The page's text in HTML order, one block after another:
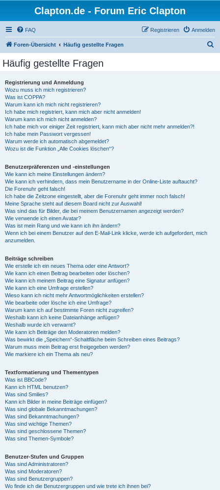
Clapton.de - Forum Eric Clapton
FAQ Anmelden
Registrieren
Foren-Übersicht Häufig gestellte Fragen
Häufig gestellte Fragen
Registrierung und Anmeldung
Wozu muss ich mich registrieren?
Was ist COPPA?
Warum kann ich mich nicht registrieren?
Ich habe mich registriert, kann mich aber nicht anmelden!
Warum kann ich mich nicht anmelden?
Ich habe mich vor einiger Zeit registriert, kann mich aber nicht mehr anmelden?!
Ich habe mein Passwort vergessen!
Warum werde ich automatisch abgemeldet?
Wozu ist die Funktion „Alle Cookies löschen“?
Benutzerpräferenzen und -einstellungen
Wie kann ich meine Einstellungen ändern?
Wie kann ich verhindern, dass mein Benutzername in der Online-Liste auftaucht?
Die Forenuhr geht falsch!
Ich habe die Zeitzone eingestellt, aber die Forenuhr geht immer noch falsch!
Meine Sprache steht auf diesem Board nicht zur Auswahl!
Was sind das für Bilder, die bei meinem Benutzernamen angezeigt werden?
Wie verwende ich einen Avatar?
Was ist mein Rang und wie kann ich ihn ändern?
Wenn ich bei einem Benutzer auf den E-Mail-Link klicke, werde ich aufgefordert, mich
anzumelden.
Beiträge schreiben
Wie erstelle ich ein neues Thema oder eine Antwort?
Wie kann ich einen Beitrag bearbeiten oder löschen?
Wie kann ich meinem Beitrag eine Signatur anfügen?
Wie kann ich eine Umfrage erstellen?
Wieso kann ich nicht mehr Antwortmöglichkeiten erstellen?
Wie bearbeite oder lösche ich eine Umfrage?
Warum kann ich auf bestimmte Foren nicht zugreifen?
Weshalb kann ich keine Dateianhänge anfügen?
Weshalb wurde ich verwarnt?
Wie kann ich Beiträge den Moderatoren melden?
Was bewirkt die „Speichern“-Schaltfläche beim Schreiben eines Beitrags?
Warum muss mein Beitrag erst freigegeben werden?
Wie markiere ich ein Thema als neu?
Textformatierung und Thementypen
Was ist BBCode?
Kann ich HTML benutzen?
Was sind Smilies?
Kann ich Bilder in meine Beiträge einfügen?
Was sind globale Bekanntmachungen?
Was sind Bekanntmachungen?
Was sind wichtige Themen?
Was sind geschlossene Themen?
Was sind Themen-Symbole?
Benutzer-Stufen und Gruppen
Was sind Administratoren?
Was sind Moderatoren?
Was sind Benutzergruppen?
Wo finde ich die Benutzergruppen und wie trete ich ihnen bei?